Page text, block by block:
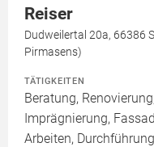
Reiser
Dudweilertal 20a, 66386
Pirmasens)
TÄTIGKEITEN
Beratung,
Imprägnierung,
Arbeiten,